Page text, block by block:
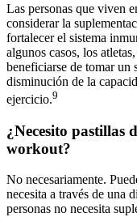
Las personas que viven
considerar la
fortalecer el sistema
algunos casos, los
beneficiarse de tomar un
disminución de la
ejercicio.9
¿Necesito pastillas
workout?
No necesariamente.
necesita a través de una
personas no necesita